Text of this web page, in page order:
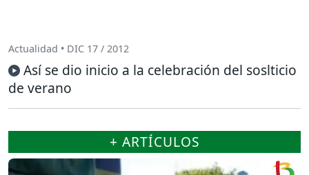
Actualidad • DIC 17 / 2012
Así se dio inicio a la celebración del soslticio
de verano
+ ARTÍCULOS